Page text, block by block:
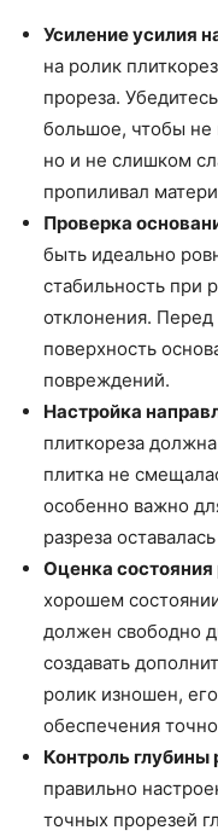
Усиление усилия
на ролик
прореза.
большое, чтобы не
но и не слишком
пропиливал
Проверка
быть идеально
стабильность при
отклонения. Перед
поверхность
повреждений.
Настройка
плиткореза
плитка не
особенно важно
разреза
Оценка состояния
хорошем
должен свободно
создавать
ролик изношен,
обеспечения
Контроль глубины
правильно
точных прорезей